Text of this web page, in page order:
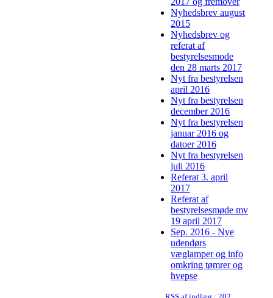
Nyhedsbrev august
2015
Nyhedsbrev og
referat af
bestyrelsesmode
den 28 marts 2017
Nyt fra bestyrelsen
april 2016
Nyt fra bestyrelsen
december 2016
Nyt fra bestyrelsen
januar 2016 og
datoer 2016
Nyt fra bestyrelsen
juli 2016
Referat 3. april
2017
Referat af
bestyrelsesmøde mv
19 april 2017
Sep. 2016 - Nye
udendørs
væglamper og info
omkring tømrer og
hvepse